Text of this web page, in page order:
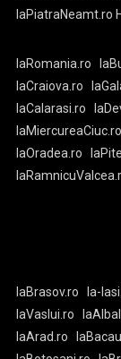
laPiatraNeamt.ro
laRomania.ro
laCraiova.ro
laCalarasi.ro
laMiercureaCiuc.ro
laOradea.ro
laBrasov.ro la-
laVaslui.ro
laArad.ro